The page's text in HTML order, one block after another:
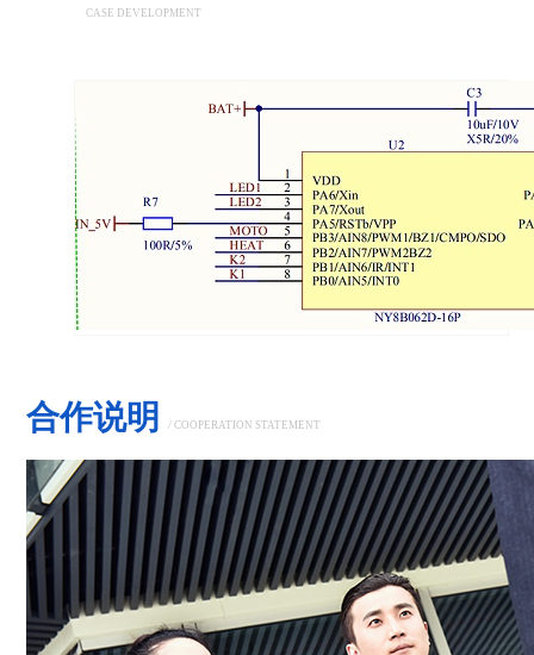
CASE DEVELOPMENT
合作说明 / COOPERATION STATEMENT